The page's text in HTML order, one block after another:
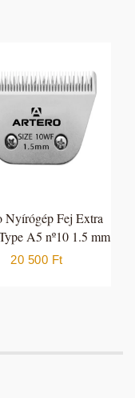
Nyírógép Fej Extra
A5 nº10 1.5 mm
20 500 Ft